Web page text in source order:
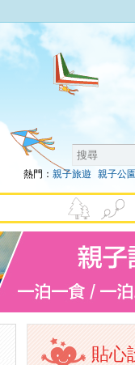
熱門： 親子旅遊 親子公園
貼心